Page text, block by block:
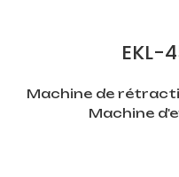
EKL-
Machine de
Machine